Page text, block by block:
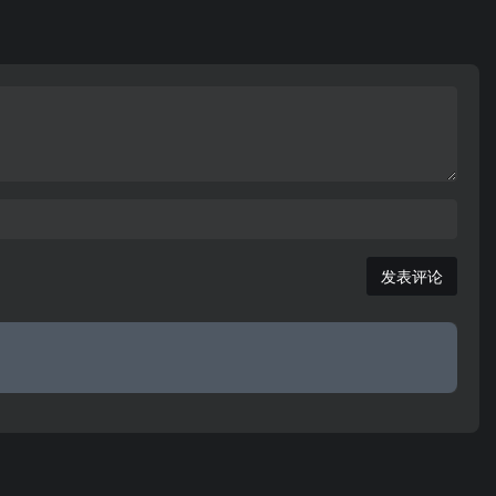
发表评论